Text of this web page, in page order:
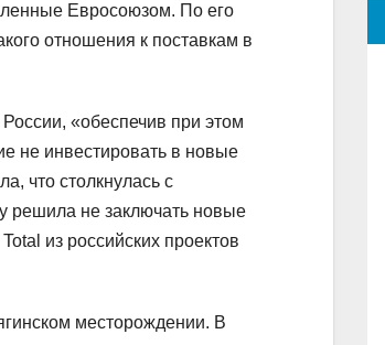
Евросоюзом. По его
отношения к поставкам в
«обеспечив при этом
не инвестировать в новые
что столкнулась с
решила не заключать новые
из российских проектов
месторождении. В